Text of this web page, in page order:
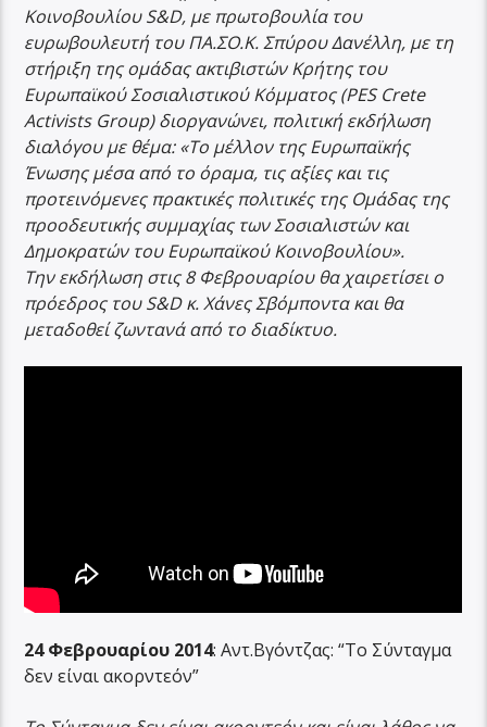
Κοινοβουλίου S&D, με πρωτοβουλία του
ευρωβουλευτή του ΠΑ.ΣΟ.Κ. Σπύρου Δανέλλη, με τη
στήριξη της ομάδας ακτιβιστών Κρήτης του
Ευρωπαϊκού Σοσιαλιστικού Κόμματος (PES Crete
Activists Group) διοργανώνει, πολιτική εκδήλωση
διαλόγου με θέμα: «Το μέλλον της Ευρωπαϊκής
Ένωσης μέσα από το όραμα, τις αξίες και τις
προτεινόμενες πρακτικές πολιτικές της Ομάδας της
προοδευτικής συμμαχίας των Σοσιαλιστών και
Δημοκρατών του Ευρωπαϊκού Κοινοβουλίου».
Την εκδήλωση στις 8 Φεβρουαρίου θα χαιρετίσει ο
πρόεδρος του S&D κ. Χάνες Σβόμποντα και θα
μεταδοθεί ζωντανά από το διαδίκτυο.
24 Φεβρουαρίου 2014: Αντ.Βγόντζας: “Το Σύνταγμα
δεν είναι ακορντεόν”